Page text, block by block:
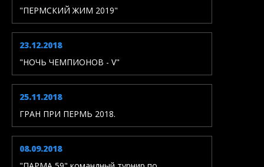
"ПЕРМСКИЙ ЖИМ 2019"
23.12.2018
"НОЧЬ ЧЕМПИОНОВ - V"
25.11.2018
ГРАН ПРИ ПЕРМЬ 2018.
08.09.2018